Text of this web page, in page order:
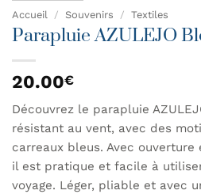
Accueil / Souvenirs / Textiles
Parapluie AZULEJO
20.00€
Découvrez le parapluie
résistant au vent, avec des
carreaux bleus. Avec
il est pratique et facile à
voyage. Léger, pliable et avec